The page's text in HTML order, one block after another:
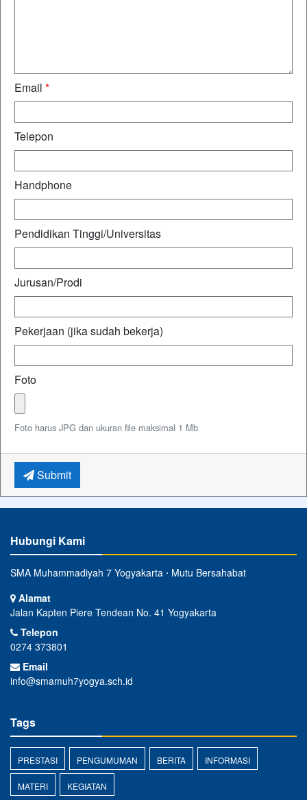
Email *
Telepon
Handphone
Pendidikan Tinggi/Universitas
Jurusan/Prodi
Pekerjaan (jika sudah bekerja)
Foto
Foto harus JPG dan ukuran file maksimal 1 Mb
Submit
Hubungi Kami
SMA Muhammadiyah 7 Yogyakarta ⋅ Mutu Bersahabat
Alamat
Jalan Kapten Piere Tendean No. 41 Yogyakarta
Telepon
0274 373801
Email
info@smamuh7yogya.sch.id
Tags
PRESTASI PENGUMUMAN BERITA INFORMASI
MATERI KEGIATAN